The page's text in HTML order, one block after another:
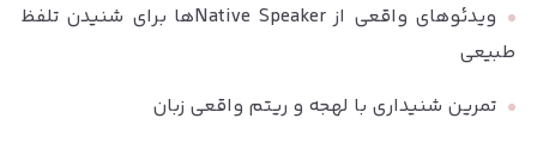
ویدئوهای واقعی از Native Speakerها برای شنیدن تلفظ
طبیعی
تمرین شنیداری با لهجه و ریتم واقعی زبان